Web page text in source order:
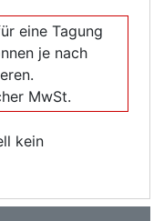
eine Tagung
je nach
MwSt.
kein